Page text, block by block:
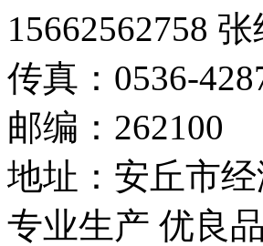
15662562758
传真：0536-
邮编：262100
地址：安丘市
专业生产 优良